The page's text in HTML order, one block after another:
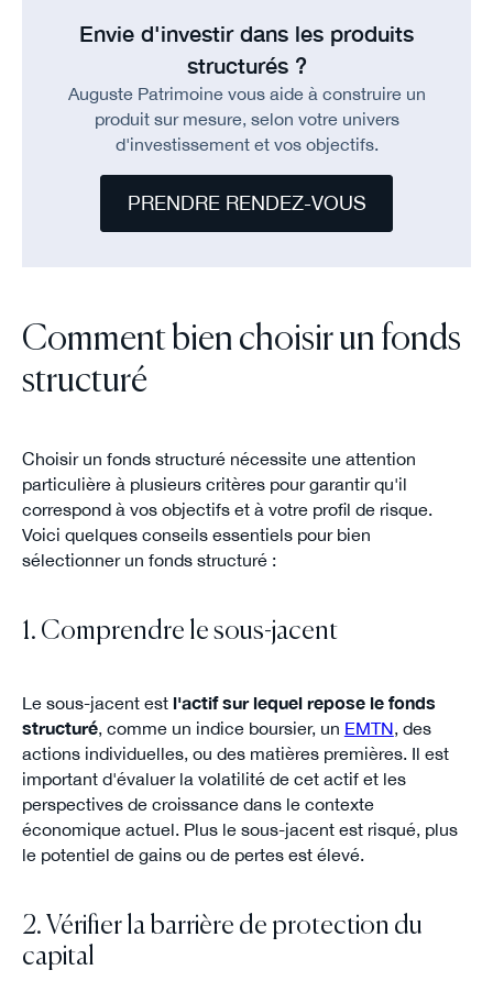
Envie d'investir dans les produits
structurés ?
Auguste Patrimoine vous aide à construire un
produit sur mesure, selon votre univers
d'investissement et vos objectifs.
PRENDRE RENDEZ-VOUS
Comment bien choisir un fonds
structuré
Choisir un fonds structuré nécessite une attention
particulière à plusieurs critères pour garantir qu'il
correspond à vos objectifs et à votre profil de risque.
Voici quelques conseils essentiels pour bien
sélectionner un fonds structuré :
1. Comprendre le sous-jacent
Le sous-jacent est l'actif sur lequel repose le fonds
structuré, comme un indice boursier, un EMTN, des
actions individuelles, ou des matières premières. Il est
important d'évaluer la volatilité de cet actif et les
perspectives de croissance dans le contexte
économique actuel. Plus le sous-jacent est risqué, plus
le potentiel de gains ou de pertes est élevé.
2. Vérifier la barrière de protection du
capital